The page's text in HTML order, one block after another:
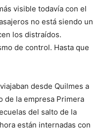
visible todavía con el
no está siendo un
los distraídos.
de control. Hasta que
desde Quilmes a
de la empresa Primera
del salto de la
están internadas con